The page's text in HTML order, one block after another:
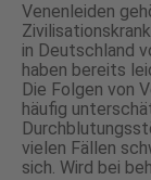
Venenleiden
in Deutschland
haben bereits
Die Folgen von
häufig
vielen Fällen
sich. Wird bei